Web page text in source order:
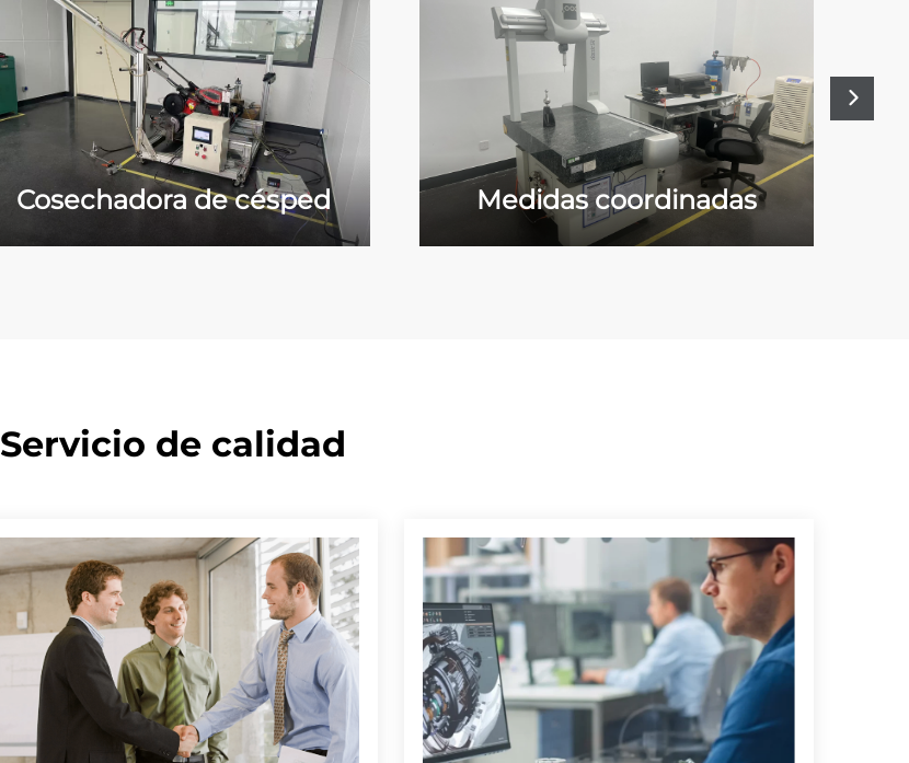
Cosechadora de césped Medidas coordinadas
Servicio de calidad